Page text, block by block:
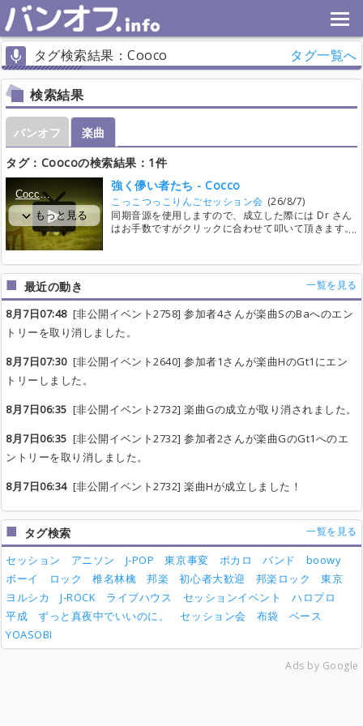
タグ検索結果：Cooco タグ一覧へ
検索結果
バンオフ
楽曲
タグ：Coocoの検索結果：1件
強く儚い者たち - Cocco
こっこつっこりんごセッション会 (26/8/7)
同期音源を使用しますので、成立した際には Dr さん
はお手数ですがクリックに合わせて叩いて頂きます。
最近の動き 一覧を見る
8月7日07:48[非公開イベント2758] 参加者4さんが楽曲SのBaへのエン
トリーを取り消しました。
8月7日07:30[非公開イベント2640] 参加者1さんが楽曲HのGt1にエン
トリーしました。
8月7日06:35 [非公開イベント2732] 楽曲Gの成立が取り消されました。
8月7日06:35 [非公開イベント2732] 参加者2さんが楽曲GのGt1へのエ
ントリーを取り消しました。
8月7日06:34[非公開イベント2732] 楽曲Hが成立しました！
タグ検索 一覧を見る
セッション アニソン J-POP 東京事変 ボカロ バンド
boowy
ボーイ
ロック 椎名林檎 邦楽 初心者大歓迎 邦楽ロック
東京
ヨルシカ
J-ROCK ライブハウス セッションイベント
ハロプロ
平成
ずっと真夜中でいいのに。 セッション会 布袋
ベース
YOASOBI
Ads by Google